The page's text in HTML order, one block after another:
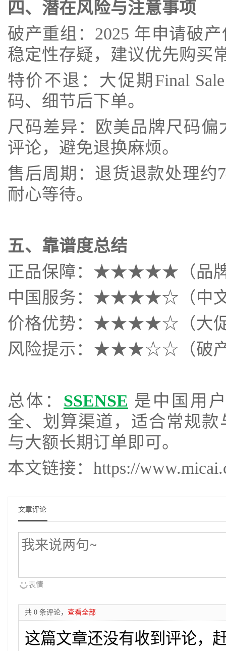
四、潜在风险与注意事项
破产重组：2025 年申请破
稳定性存疑，建议优先购买
特价不退：大促期Final
码、细节后下单。
尺码差异：欧美品牌尺码
评论，避免退换麻烦。
售后周期：退货退款处理约
耐心等待。
五、靠谱度总结
正品保障：★★★★★（品牌
中国服务：★★★★☆（中文
价格优势：★★★★☆（大促
风险提示：★★★☆☆（破产
总体： SSENSE 是中国用
全、划算渠道，适合常规
与大额长期订单即可。
本文链接：https://
文章评论
表情
共 0 条评论， 查看全部
这篇文章还没有收到评论，